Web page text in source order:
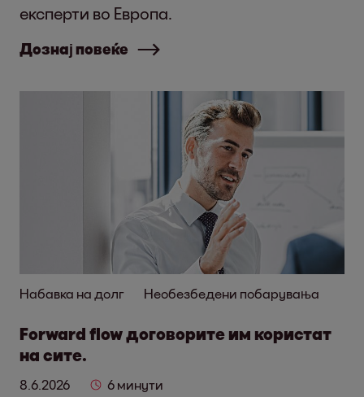
експерти во Европа.
Дознај повеќе
Набавка на долг Необезбедени побарувања
Forward flow договорите им користат
на сите.
8.6.2026 6 минути